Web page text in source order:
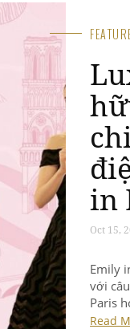
in
Oct 15,
Emily
với
Paris
không
Read